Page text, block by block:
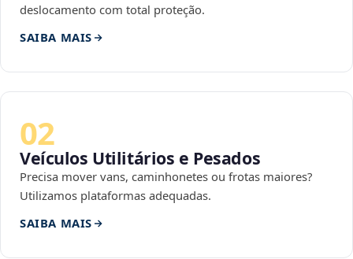
deslocamento com total proteção.
SAIBA MAIS
02
Veículos Utilitários e Pesados
Precisa mover vans, caminhonetes ou frotas maiores?
Utilizamos plataformas adequadas.
SAIBA MAIS